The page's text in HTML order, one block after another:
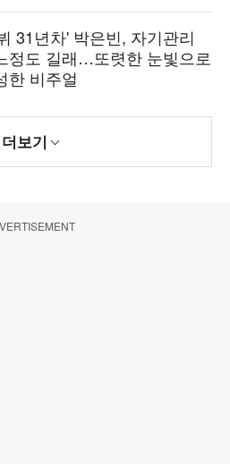
31년차' 박은빈, 자기관리
정도 길래…또렷한 눈빛으로
한 비주얼
더보기